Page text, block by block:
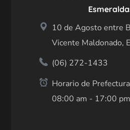
10 de Agosto entre
Vicente Maldonado,
(06) 272-1433
Horario de
08:00 am - 17:00 pm